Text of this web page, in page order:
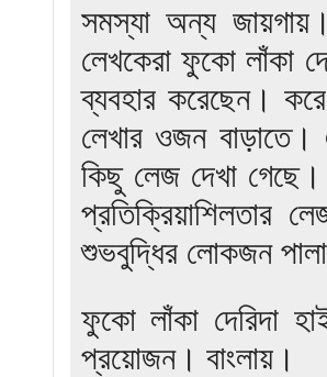
সমস্যা অন্য
লেখকেরা ফুকো লাঁকা
ব্যবহার করেছেন।
লেখার ওজন
কিছু লেজ দেখা
প্রতিক্রিয়াশিলতার
শুভবুদ্ধির লোকজন
ফুকো লাঁকা দেরিদা
প্রয়োজন। বাংলায়।